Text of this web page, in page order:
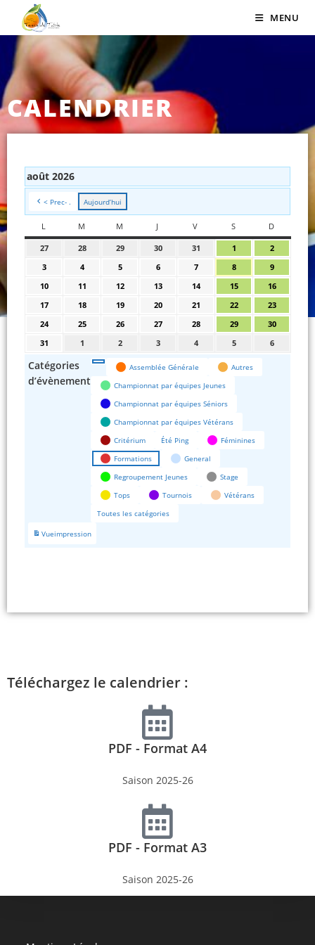
MENU
CALENDRIER
août 2026
< Prec- . Aujourd’hui
L M M J V S D
27 28 29 30 31 1
2
3
4 5 6 7 8
9
10
11 12 13 14 15
16
17
18 19 20 21 22
23
24
25 26 27 28 29
30
31
1 2 3 4 5 6
Catégories
d’évènement
Assemblée Générale
Autres
Championnat par équipes Jeunes
Championnat par équipes Séniors
Championnat par équipes Vétérans
Critérium
Été Ping
Féminines
Formations
General
Regroupement Jeunes
Stage
Tops
Tournois
Vétérans
Toutes les catégories
Vueimpression
Téléchargez le calendrier :
PDF - Format A4
Saison 2025-26
PDF - Format A3
Saison 2025-26